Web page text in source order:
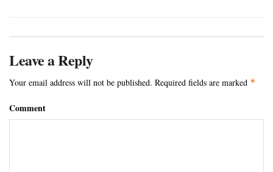
Leave a Reply
Your email address will not be published. Required fields are marked *
Comment